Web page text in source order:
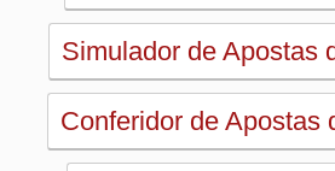
Início
eBooks
Artigos
Estatísticas